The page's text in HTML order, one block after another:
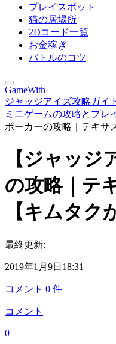
プレイスポット
猫の居場所
2Dコード一覧
お金稼ぎ
バトルのコツ
GameWith
ジャッジアイズ攻略ガイ
ミニゲームの攻略とプレ
ポーカーの攻略｜テキサ
【ジャッジ
の攻略｜テ
【キムタク
最終更新:
2019年1月9日18:31
コメント 0 件
コメント
0